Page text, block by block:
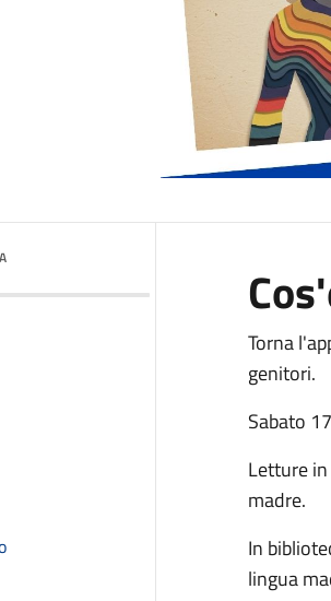
Torna
genitori.
Sabato
Letture
madre.
In
lingua